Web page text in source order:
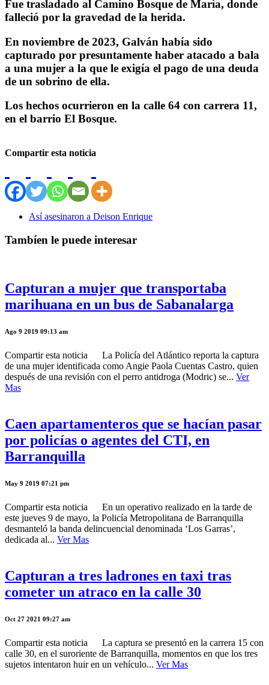
Fue trasladado al Camino Bosque de María, donde
falleció por la gravedad de la herida.
En noviembre de 2023, Galván había sido
capturado por presuntamente haber atacado a bala
a una mujer a la que le exigía el pago de una deuda
de un sobrino de ella.
Los hechos ocurrieron en la calle 64 con carrera 11,
en el barrio El Bosque.
Compartir esta noticia
Así asesinaron a Deison Enrique
Tambíen le puede interesar
Capturan a mujer que transportaba
marihuana en un bus de Sabanalarga
Ago 9 2019 09:13 am
Compartir esta noticia La Policía del Atlántico reporta la captura
de una mujer identificada como Angie Paola Cuentas Castro, quien
después de una revisión con el perro antidroga (Modric) se... Ver
Mas
Caen apartamenteros que se hacían pasar
por policías o agentes del CTI, en
Barranquilla
May 9 2019 07:21 pm
Compartir esta noticia En un operativo realizado en la tarde de
este jueves 9 de mayo, la Policía Metropolitana de Barranquilla
desmanteló la banda delincuencial denominada ‘Los Garras’,
dedicada al... Ver Mas
Capturan a tres ladrones en taxi tras
cometer un atraco en la calle 30
Oct 27 2021 09:27 am
Compartir esta noticia La captura se presentó en la carrera 15 con
calle 30, en el suroriente de Barranquilla, momentos en que los tres
sujetos intentaron huir en un vehículo... Ver Mas